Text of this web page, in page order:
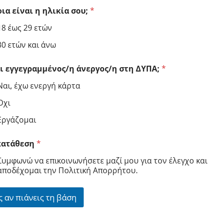
είναι η ηλικία σου; *
έως 29 ετών
ετών και άνω
εγγεγραμμένος/η άνεργος/η στη ΔΥΠΑ; *
έχω ενεργή κάρτα
*
να επικοινωνήσετε μαζί μου για τον έλεγχο και
την Πολιτική Απορρήτου.
αν πιάνεις τη βάση